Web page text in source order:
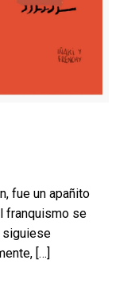
fue un apañito
franquismo se
siguiese
[…]